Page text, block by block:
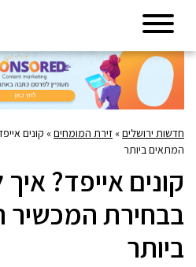
חדשות ירושלים» זירת המומחים» קונים
המתאים ביותר
קונים אייפד?
בבחירת המכשיר
ביותר